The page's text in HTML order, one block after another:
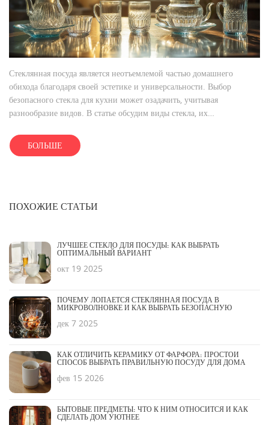
Стеклянная посуда является неотъемлемой частью домашнего
обихода благодаря своей эстетике и универсальности. Выбор
безопасного стекла для кухни может озадачить, учитывая
разнообразие видов. В статье обсудим виды стекла, их
здоровья. Рассмотрим советы экспертов и интересные факты о
стеклянной посуде.
БОЛЬШЕ
ПОХОЖИЕ СТАТЬИ
ЛУЧШЕЕ СТЕКЛО ДЛЯ ПОСУДЫ: КАК ВЫБРАТЬ
ОПТИМАЛЬНЫЙ ВАРИАНТ
окт 19 2025
ПОЧЕМУ ЛОПАЕТСЯ СТЕКЛЯННАЯ ПОСУДА В
МИКРОВОЛНОВКЕ И КАК ВЫБРАТЬ БЕЗОПАСНУЮ
дек 7 2025
КАК ОТЛИЧИТЬ КЕРАМИКУ ОТ ФАРФОРА: ПРОСТОЙ
СПОСОБ ВЫБРАТЬ ПРАВИЛЬНУЮ ПОСУДУ ДЛЯ ДОМА
фев 15 2026
БЫТОВЫЕ ПРЕДМЕТЫ: ЧТО К НИМ ОТНОСИТСЯ И КАК
СДЕЛАТЬ ДОМ УЮТНЕЕ